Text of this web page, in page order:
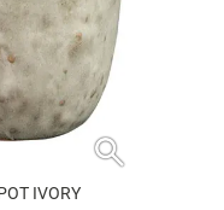
search
IVORY